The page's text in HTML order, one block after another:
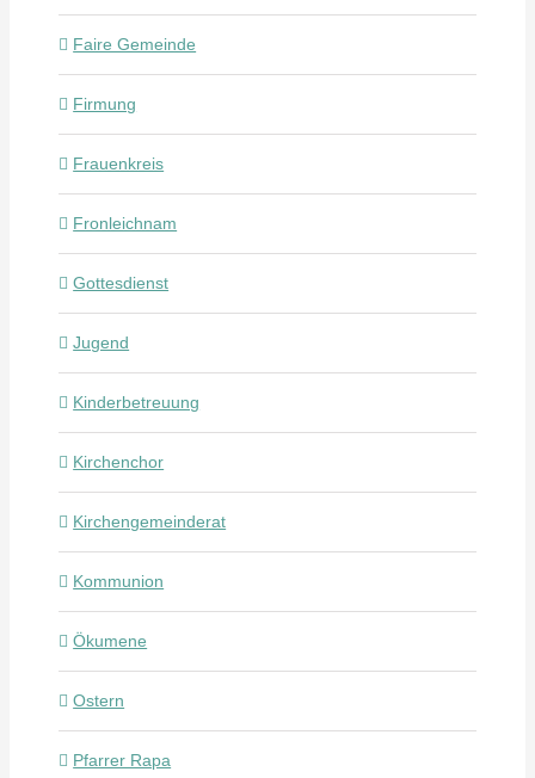
Faire Gemeinde
Firmung
Frauenkreis
Fronleichnam
Gottesdienst
Jugend
Kinderbetreuung
Kirchenchor
Kirchengemeinderat
Kommunion
Ökumene
Ostern
Pfarrer Rapa